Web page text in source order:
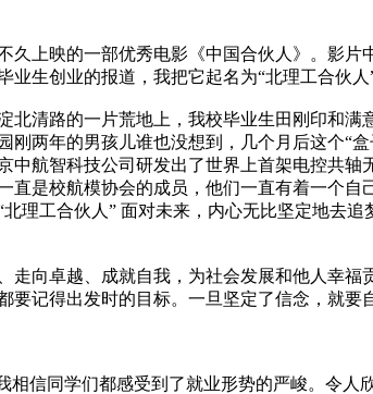
上映的一部优秀电影《中国合伙人》。影片
生创业的报道，我把它起名为“北理工合伙人”
清路的一片荒地上，我校毕业生田刚印和满
两年的男孩儿谁也没想到，几个月后这个“
中航智科技公司研发出了世界上首架电控共
直是校航模协会的成员，他们一直有着一个
理工合伙人” 面对未来，内心无比坚定地去
向卓越、成就自我，为社会发展和他人幸福
记得出发时的目标。一旦坚定了信念，就要
信同学们都感受到了就业形势的严峻。令人